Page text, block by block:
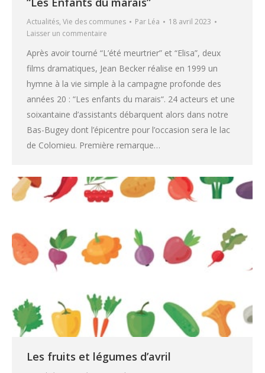
Actualités, Vie des communes Par Léa
18 avril 2023
Laisser un commentaire
Après avoir tourné “L’été meurtrier” et “Elisa”, deux
films dramatiques, Jean Becker réalise en 1999 un
hymne à la vie simple à la campagne profonde des
années 20 : “Les enfants du marais“. 24 acteurs et une
soixantaine d’assistants débarquent alors dans notre
Bas-Bugey dont l’épicentre pour l’occasion sera le lac
de Colomieu. Première remarque…
Les fruits et légumes d’avril